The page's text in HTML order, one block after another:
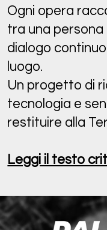
Ogni opera
tra una
dialogo
luogo.
Un progetto di
tecnologia e
restituire alla
Leggi il testo